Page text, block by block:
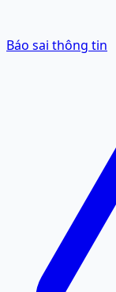
Báo sai thông tin